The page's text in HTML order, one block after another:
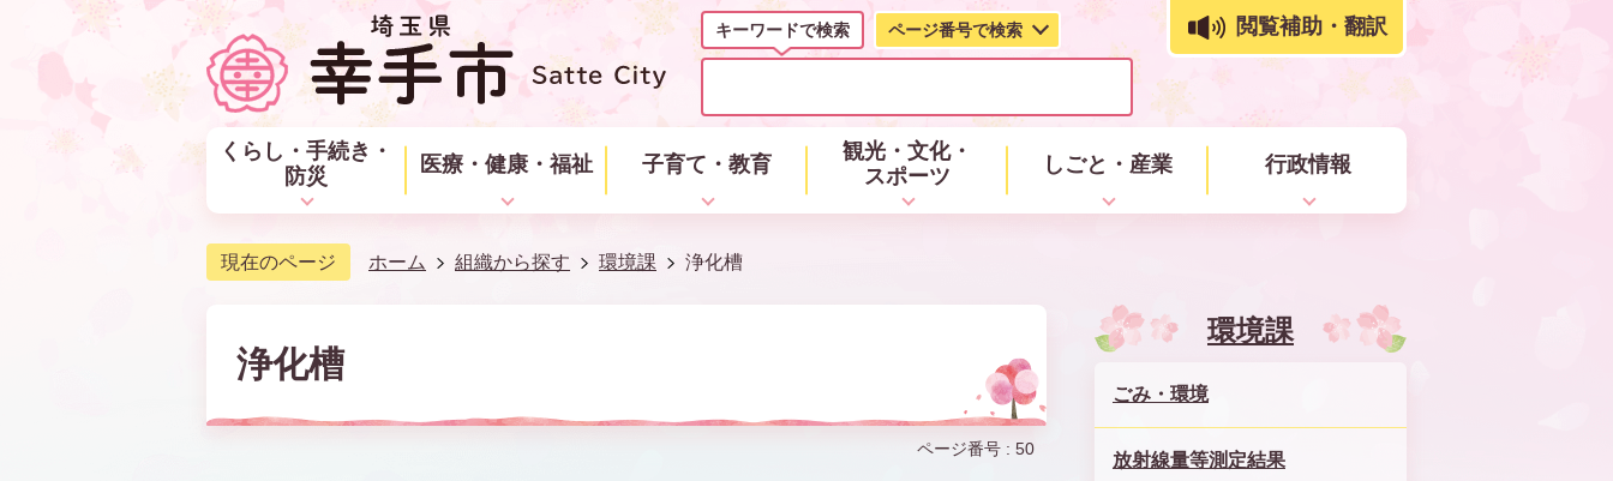
キーワードで検索 ページ番号で検索
キ
ワ
ド
で
検
閲覧補助・翻訳
くらし・手続き・
防災
医療・健康・福祉 子育て・教育
観光・文化・
スポーツ
しごと・産業 行政情報
現在のページ ホーム 組織から探す 環境課 浄化槽
浄化槽
ページ番号 : 50
環境課
ごみ・環境
放射線量等測定結果